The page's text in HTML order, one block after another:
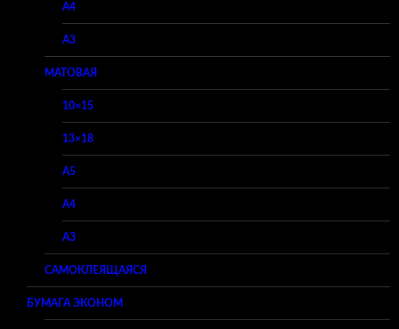
A4
A3
МАТОВАЯ
10×15
13×18
A5
A4
A3
САМОКЛЕЯЩАЯСЯ
БУМАГА ЭКОНОМ